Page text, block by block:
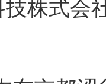
式会社